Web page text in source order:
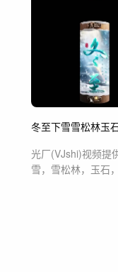
冬至下雪雪松林玉
光厂(VJshi)视频提
雪，雪松林，玉石